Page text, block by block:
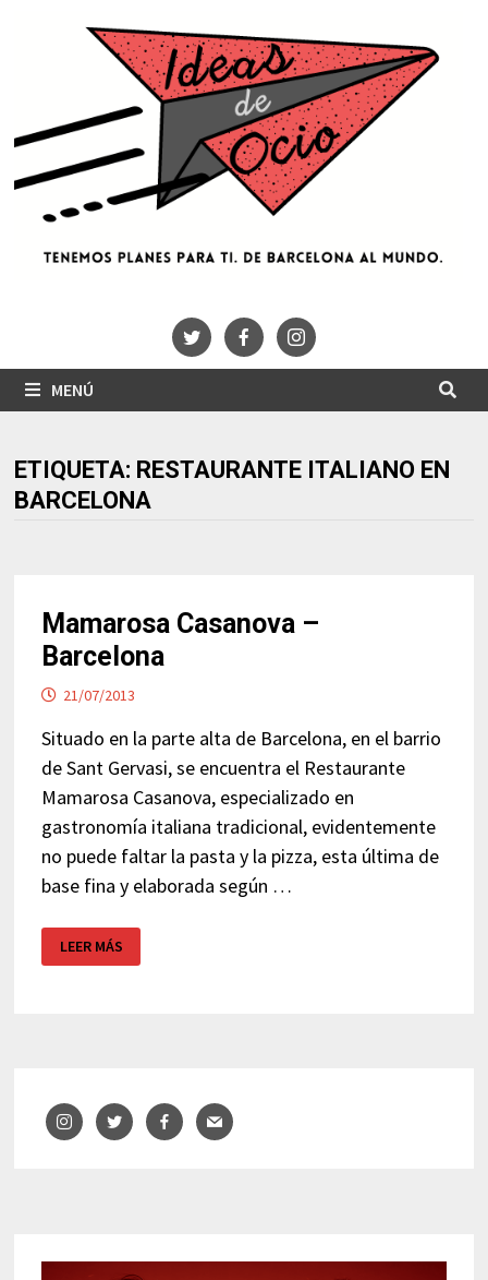
MENÚ
ETIQUETA: RESTAURANTE ITALIANO EN
BARCELONA
Mamarosa Casanova –
Barcelona
21/07/2013
Situado en la parte alta de Barcelona, en el barrio
de Sant Gervasi, se encuentra el Restaurante
Mamarosa Casanova, especializado en
gastronomía italiana tradicional, evidentemente
no puede faltar la pasta y la pizza, esta última de
base fina y elaborada según …
MAMAROSA
CASANOVA
–
LEER MÁS